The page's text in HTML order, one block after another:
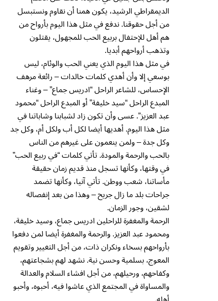
الديمقراطي الرشيد، يكون همنا أن نقاوم ونستبسل
من أجل حقوقنا. ندفع في مثل هذا اليوم بأرواح من
هم أهل للإحتفال بربيع الحب للمجهول، يقتلون
وتذهب أرواحهم أبديا.
في مثل هذا اليوم الذي يعني الحب والوئام، ليس
بوسعي إلا وأن أهدي كلمات خالدات – رائعة مرهف
الإحساس، للشاعر الراحل “ادريس جماع” – وغناء
المبدع الراحل “سيد خليفة” أو المبدع الراحل “محمود
عبد العزيز”. عسى وأن تكون زاد لشبابنا وشاباتنا في
مثل هذا اليوم. أهديها أيضا لكل أب ولكل أم، وكل جد
وكل جدة – ولمن ينعمون على غيرهم من الناس
بالحب والرحمة والمودة. تأتي كلمات “في ربيع الحب”
في وقتها، وكأنها تسجل منذ قديم زمان حقيقة
مأساتنا، شعب ووطن. تأتي آنيا، وكأنها تضمد
جراحات بلد ما زال جريح – وهذا من بعد إنفصاله
لشقين، وجور الزمان.
الرحمة والمغفرة للراحلين ادريس جماع، وسيد خليفة،
ومحمود عبد العزيز. والرحمة والمغفرة أيضا لمن دفعوا
بأرواحهم بسخاء ونكران ذات، من أجل التغيير وتقويم
المعوج، بسلمية وحسن نية. نشهد لهم بشجاعتهم،
وكفاحهم، ورحيلهم، من أجل افشاء السلام والعدالة
والمساواة في المجتمع الذي عاشوا فيه، أحبوه، وأحبو